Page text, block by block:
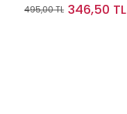
495,00 TL 346,50 TL